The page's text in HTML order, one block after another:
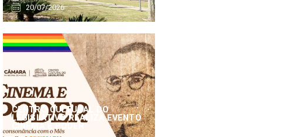
20/07/2026
CENTRO CULTURAL DO
LEGISLATIVO REALIZA EVENTO
CINEMA E PODER